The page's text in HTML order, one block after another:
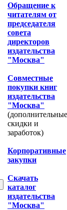
Обращение к
читателям от
председателя
совета
директоров
издательства
"Москва"
Совместные
покупки книг
издательства
"Москва"
(дополнительные
скидки и
заработок)
Корпоративные
закупки
Скачать
каталог
издательства
"Москва"